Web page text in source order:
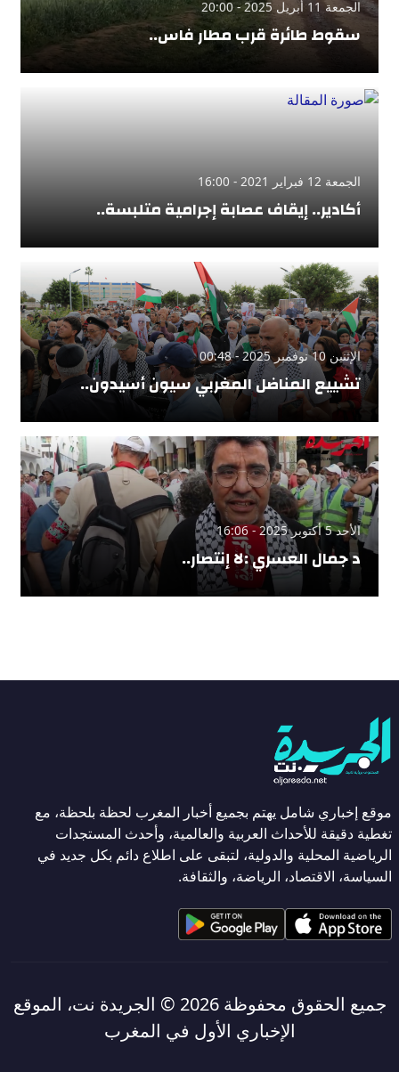
الجمعة 11 أبريل 2025 - 20:00
سقوط طائرة قرب مطار فاس..
الجمعة 12 فبراير 2021 - 16:00
أكادير.. إيقاف عصابة إجرامية متلبسة..
الإثنين 10 نوفمبر 2025 - 00:48
تشييع المناضل المغربي سيون أسيدون..
الأحد 5 أكتوبر 2025 - 16:06
د جمال العسري :لا إنتصار..
موقع إخباري شامل يهتم بجميع أخبار المغرب لحظة بلحظة، مع
تغطية دقيقة للأحداث العربية والعالمية، وأحدث المستجدات
الرياضية المحلية والدولية، لتبقى على اطلاع دائم بكل جديد في
السياسة، الاقتصاد، الرياضة، والثقافة.
جميع الحقوق محفوظة 2026 ©
الجريدة نت، الموقع
الإخباري الأول في المغرب